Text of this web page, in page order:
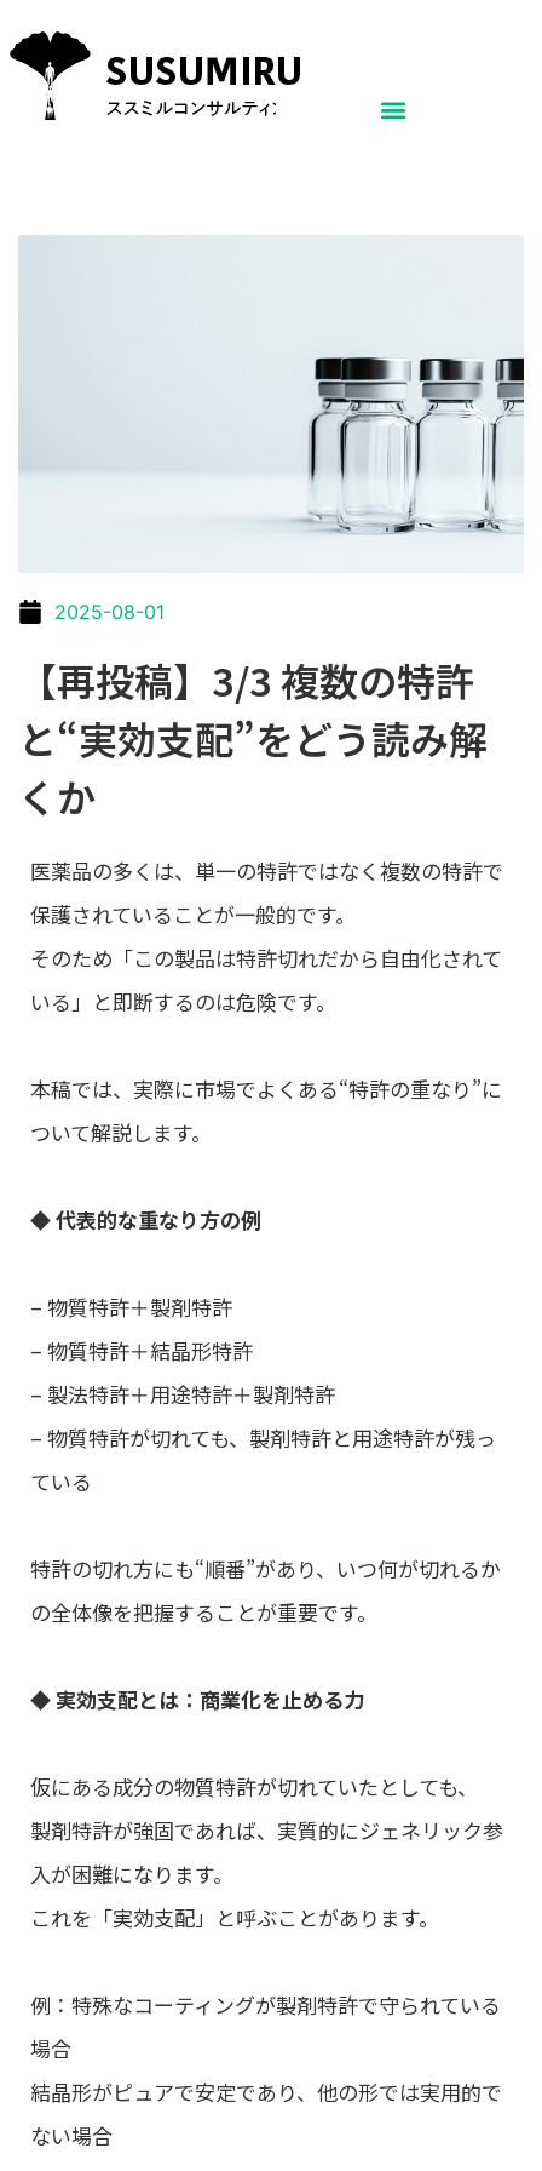
2025-08-01
【再投稿】3/3 複数の特許
と“実効支配”をどう読み解
くか
医薬品の多くは、単一の特許ではなく複数の特許で
保護されていることが一般的です。
そのため「この製品は特許切れだから自由化されて
いる」と即断するのは危険です。
本稿では、実際に市場でよくある“特許の重なり”に
ついて解説します。
◆ 代表的な重なり方の例
– 物質特許＋製剤特許
– 物質特許＋結晶形特許
– 製法特許＋用途特許＋製剤特許
– 物質特許が切れても、製剤特許と用途特許が残っ
ている
特許の切れ方にも“順番”があり、いつ何が切れるか
の全体像を把握することが重要です。
◆ 実効支配とは：商業化を止める力
仮にある成分の物質特許が切れていたとしても、
製剤特許が強固であれば、実質的にジェネリック参
入が困難になります。
これを「実効支配」と呼ぶことがあります。
例：特殊なコーティングが製剤特許で守られている
場合
結晶形がピュアで安定であり、他の形では実用的で
ない場合